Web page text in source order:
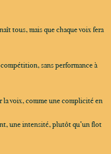
tous, mais que chaque voix fera
sans performance à
la voix, comme une complicité en
une intensité, plutôt qu’un flot